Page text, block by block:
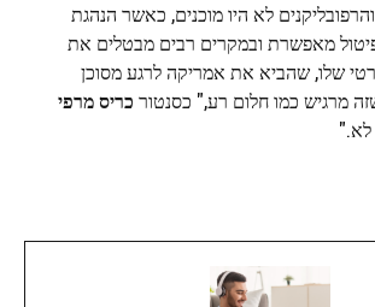
לא היו מוכנים, כאשר הנהגת
מאפשרת ובמקרים רבים מבטלים את
שלו, שהביא את אמריקה לרגע מסוכן
מרגיש כמו חלום רע," כסנטור כריס מרפי
לא."